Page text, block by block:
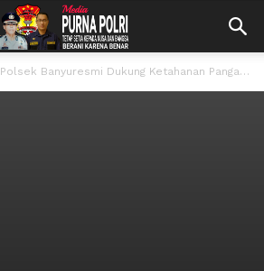
Polsek Banyuresmi Dukung Ketahanan Pangan, Monitoring Langsung Lahan Jagung di Desa Sukaratu